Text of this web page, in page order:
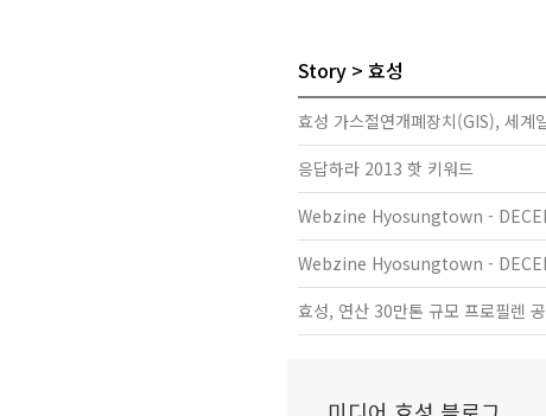
Story 효성
효성 가스절연개폐장치(GIS), 세계
응답하라 2013 핫 키워드
Webzine Hyosungtown -
Webzine Hyosungtown -
효성, 연산 30만톤 규모 프로필렌